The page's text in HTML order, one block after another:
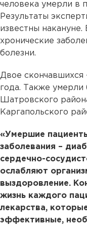
человека умерли в
Результаты
известны
хронические
болезни.
Двое скончавшихся
года. Также умерли
Шатровского
Каргапольского
«Умершие
заболевания –
сердечно-
ослабляют
выздоровление.
жизнь каждого
лекарства,
эффективные,